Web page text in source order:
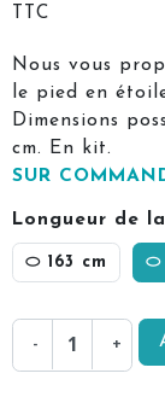
TTC
Nous vous
le pied en
Dimensions
cm. En kit.
SUR
Longueur de
⬭ 163 cm ⬭
- +